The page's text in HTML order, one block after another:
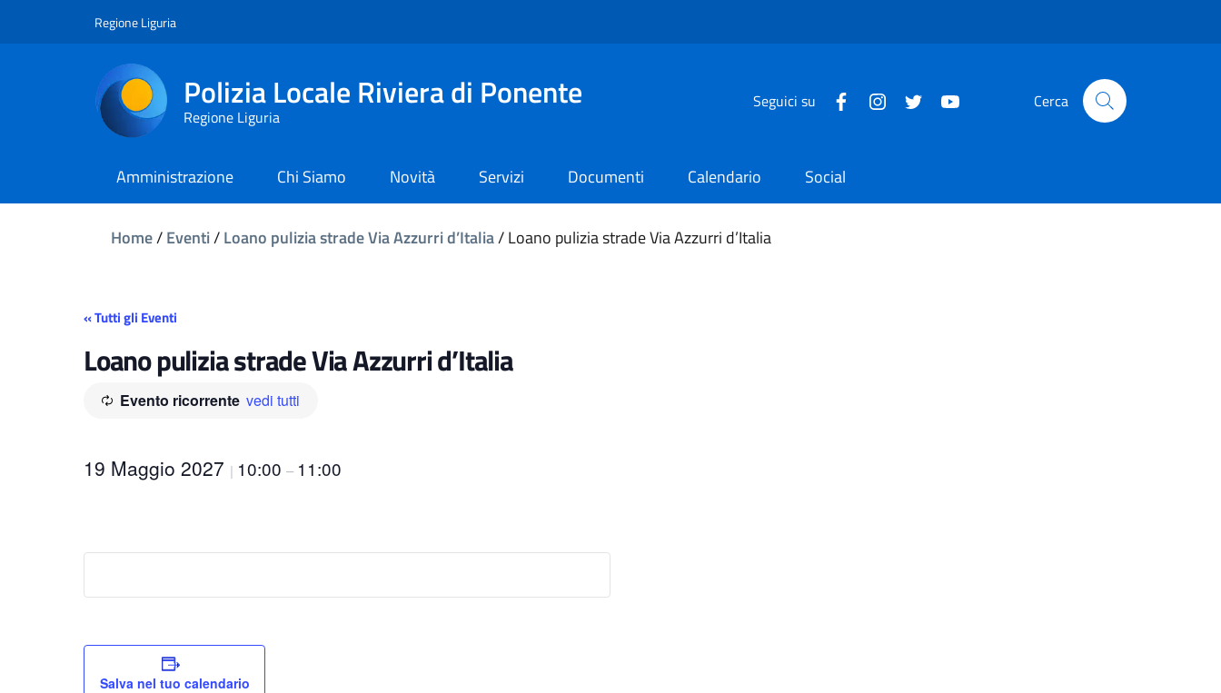
Regione Liguria
Polizia Locale Riviera di Ponente
Regione Liguria
Seguici su Cerca
Amministrazione Chi Siamo Novità Servizi Documenti Calendario Social
Home/Eventi/Loano pulizia strade Via Azzurri d’Italia/Loano pulizia strade Via Azzurri d’Italia
« Tutti gli Eventi
Loano pulizia strade Via Azzurri d’Italia
Evento ricorrente vedi tutti
19 Maggio 2027 | 10:00 – 11:00
Salva nel tuo calendario